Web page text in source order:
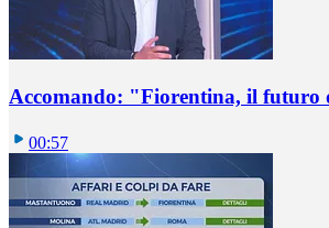
Accomando: "Fiorentina, il futuro
00:57